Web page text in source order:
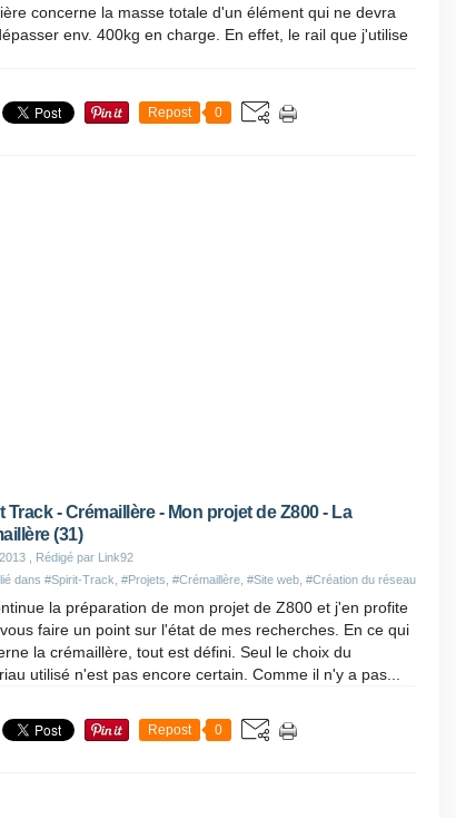
concerne la masse totale d'un élément qui ne devra
env. 400kg en charge. En effet, le rail que j'utilise
Repost 0
Track - Crémaillère - Mon projet de Z800 - La
(31)
, Rédigé par Link92
dans #Spirit-Track #Projets #Crémaillère #Site web #Création du réseau
la préparation de mon projet de Z800 et j'en profite
faire un point sur l'état de mes recherches. En ce qui
la crémaillère, tout est défini. Seul le choix du
utilisé n'est pas encore certain. Comme il n'y a pas...
Repost 0